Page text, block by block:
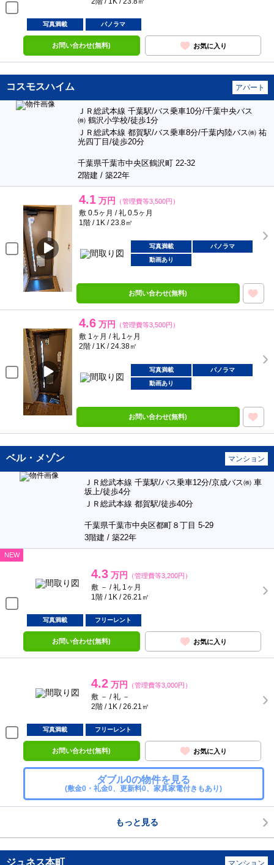
写真満載 パノラマ
お問い合わせ(無料) お気に入り
コスモスハイム アパート
ＪＲ総武本線 千葉駅/バス乗車10分/千葉中央バス
㈱ 鶴沢小学校/徒歩1分
ＪＲ総武本線 都賀駅/バス乗車8分/千葉内陸バス㈱ 祐
光四丁目/徒歩20分
千葉県千葉市中央区鶴沢町 22-32
2階建 / 築22年
4.1 万円 （管理費等3,500円）
敷 0.5ヶ月 / 礼 0.5ヶ月
1階 / 1K / 23.8㎡
写真満載
パノラマ
動画あり
お問い合わせ(無料)
4.6 万円 （管理費等3,500円）
敷 1ヶ月 / 礼 1ヶ月
2階 / 1K / 24.38㎡
写真満載
パノラマ
動画あり
お問い合わせ(無料)
ベル・メゾン マンション
ＪＲ総武本線 千葉駅/バス乗車12分/京成バス㈱ 車
坂上/徒歩4分
ＪＲ総武本線 都賀駅/徒歩40分
千葉県千葉市中央区都町８丁目 5-29
3階建 / 築22年
NEW
4.3 万円 （管理費等3,200円）
敷 － / 礼 1ヶ月
1階 / 1K / 26.21㎡
写真満載 フリーレント
お問い合わせ(無料) お気に入り
4.2 万円 （管理費等3,000円）
敷 － / 礼 －
2階 / 1K / 26.21㎡
写真満載 フリーレント
お問い合わせ(無料) お気に入り
ダブル0の物件を見る
(敷金0・礼金0、更新料0、家具家電付きもあり)
もっと見る
ジュネス本町 マンション